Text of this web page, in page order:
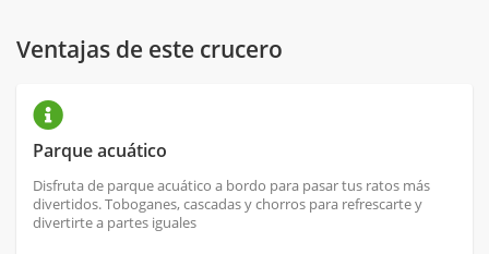
Ventajas de este crucero
Parque acuático
Disfruta de parque acuático a bordo para pasar tus ratos más
divertidos. Toboganes, cascadas y chorros para refrescarte y
divertirte a partes iguales